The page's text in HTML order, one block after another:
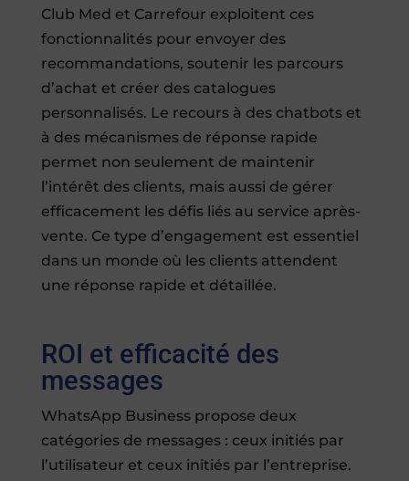
Club Med et Carrefour exploitent ces
fonctionnalités pour envoyer des
recommandations, soutenir les parcours
d’achat et créer des catalogues
personnalisés. Le recours à des chatbots et
à des mécanismes de réponse rapide
permet non seulement de maintenir
l’intérêt des clients, mais aussi de gérer
efficacement les défis liés au service après-
vente. Ce type d’engagement est essentiel
dans un monde où les clients attendent
une réponse rapide et détaillée.
ROI et efficacité des
messages
WhatsApp Business propose deux
catégories de messages : ceux initiés par
l’utilisateur et ceux initiés par l’entreprise.